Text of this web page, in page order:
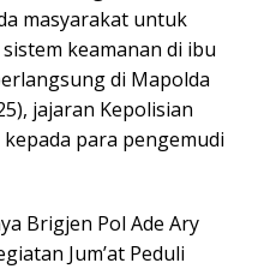
masyarakat untuk
keamanan di ibu
di Mapolda
jajaran Kepolisian
para pengemudi
Brigjen Pol Ade Ary
Jum’at Peduli